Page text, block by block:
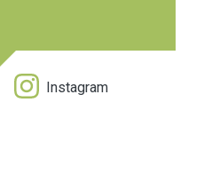
Instagram